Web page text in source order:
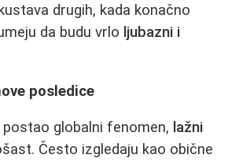
drugih, kada konačno
da budu vrlo ljubazni i
posledice
globalni fenomen, lažni
Često izgledaju kao obične